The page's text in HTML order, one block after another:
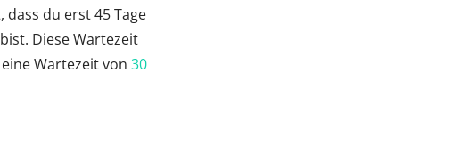
dass du erst 45 Tage
Diese Wartezeit
Wartezeit von 30